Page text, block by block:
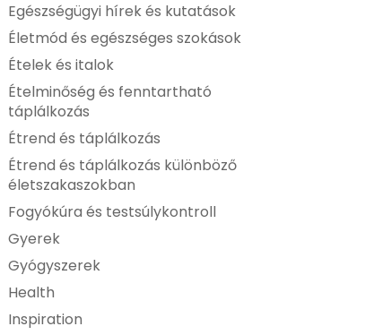
Egészségügyi hírek és kutatások
Életmód és egészséges szokások
Ételek és italok
Ételminőség és fenntartható
táplálkozás
Étrend és táplálkozás
Étrend és táplálkozás különböző
életszakaszokban
Fogyókúra és testsúlykontroll
Gyerek
Gyógyszerek
Health
Inspiration